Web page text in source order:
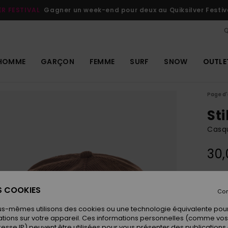
FESTIVAL Gagner un week-end pour deux au Quiksilver
GARÇON FEMME SURF SNOW
Page
COOKIES
mêmes utilisons des cookies ou une technologie équivalente
sur votre appareil. Ces informations personnelles (comme